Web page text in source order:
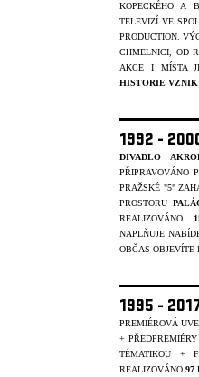
KOPECKÉHO A
TELEVIZÍ VE
PRODUCTION.
CHMELNICI, OD
AKCE I MÍSTA
HISTORIE
1992 -
DIVADLO
PŘIPRAVOVÁNO
PRAŽSKÉ "5"
PROSTORU
REALIZOVÁNO
NAPLŇUJE
OBČAS OBJEVÍTE
1995 -
PREMIÉROVÁ
+
TÉMATIKOU +
REALIZOVÁNO 97